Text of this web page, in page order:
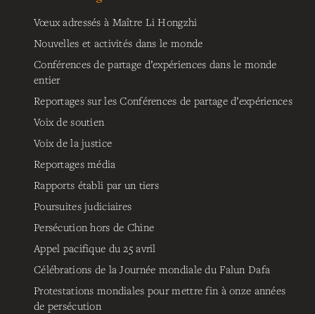
Vœux adressés à Maître Li Hongzhi
Nouvelles et activités dans le monde
Conférences de partage d’expériences dans le monde
entier
Reportages sur les Conférences de partage d’expériences
Voix de soutien
Voix de la justice
Reportages média
Rapports établi par un tiers
Poursuites judiciaires
Persécution hors de Chine
Appel pacifique du 25 avril
Célébrations de la Journée mondiale du Falun Dafa
Protestations mondiales pour mettre fin à onze années
de persécution